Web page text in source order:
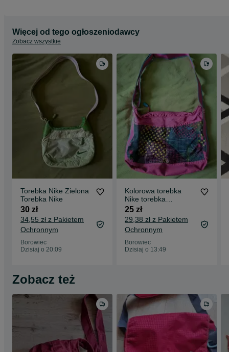
Więcej od tego ogłoszeniodawcy
Zobacz wszystkie
Torebka Nike Zielona
Torebka Nike
30 zł
34,55 zł z Pakietem
Ochronnym
Borowiec
Dzisiaj o 20:09
Kolorowa torebka
Nike torebka
Kolorowa
25 zł
29,38 zł z Pakietem
Ochronnym
Borowiec
Dzisiaj o 13:49
Zobacz też